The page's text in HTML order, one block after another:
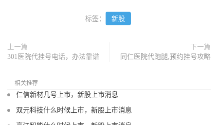
标签： 新股
上一篇
301医院代挂号电话，办法靠谱
下一篇
同仁医院代跑腿,预约挂号攻略
相关推荐
仁信新材几号上市，新股上市消息
双元科技什么时候上市，新股上市消息